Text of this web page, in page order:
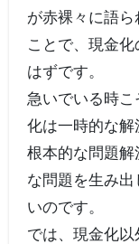
が赤裸々に語
ことで、現金
はずです。
急いでいる時
化は一時的な解
根本的な問題
な問題を生み
いのです。
では、現金化